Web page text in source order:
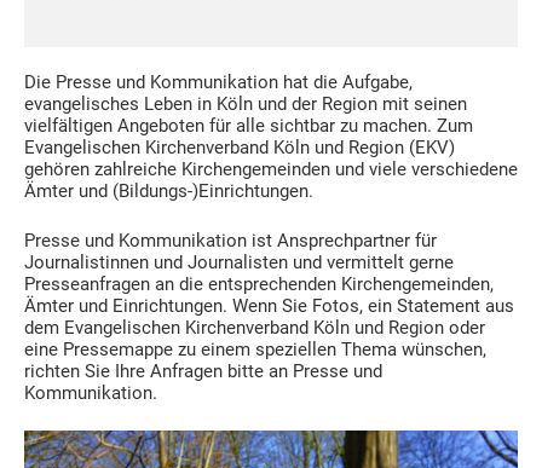
Die Presse und Kommunikation hat die Aufgabe,
evangelisches Leben in Köln und der Region mit seinen
vielfältigen Angeboten für alle sichtbar zu machen. Zum
Evangelischen Kirchenverband Köln und Region (EKV)
gehören zahlreiche Kirchengemeinden und viele verschiedene
Ämter und (Bildungs-)Einrichtungen.
Presse und Kommunikation ist Ansprechpartner für
Journalistinnen und Journalisten und vermittelt gerne
Presseanfragen an die entsprechenden Kirchengemeinden,
Ämter und Einrichtungen. Wenn Sie Fotos, ein Statement aus
dem Evangelischen Kirchenverband Köln und Region oder
eine Pressemappe zu einem speziellen Thema wünschen,
richten Sie Ihre Anfragen bitte an Presse und
Kommunikation.